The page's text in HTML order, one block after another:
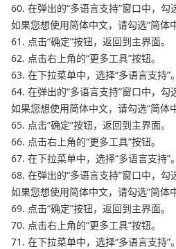
60. 在弹出的“多语言支持”窗口中，勾
如果您想使用简体中文，请勾选“简体中
61. 点击“确定”按钮，返回到主界面。
62. 点击右上角的“更多工具”按钮。
63. 在下拉菜单中，选择“多语言支持”。
64. 在弹出的“多语言支持”窗口中，勾
如果您想使用简体中文，请勾选“简体中
65. 点击“确定”按钮，返回到主界面。
66. 点击右上角的“更多工具”按钮。
67. 在下拉菜单中，选择“多语言支持”。
68. 在弹出的“多语言支持”窗口中，勾
如果您想使用简体中文，请勾选“简体中
69. 点击“确定”按钮，返回到主界面。
70. 点击右上角的“更多工具”按钮。
71. 在下拉菜单中，选择“多语言支持”。